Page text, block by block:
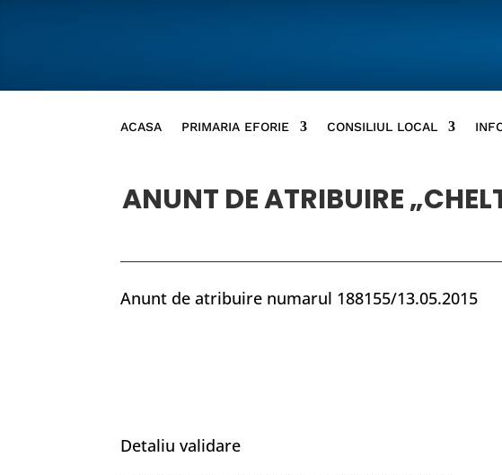
ACASA PRIMARIA EFORIE CONSILIUL LOCAL
ANUNT DE ATRIBUIRE
Anunt de atribuire numarul 188155/13.05.2015
Detaliu validare